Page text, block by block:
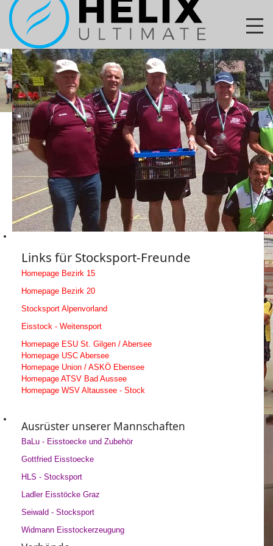
Links für Stocksport-Freunde
Homepage Bezirk 15
Homepage Bezirk 20
Stocksport Alpenvorland
Eisstock - Weitensport
Homepage ESU St. Gilgen / Abersee
Homepage USC Abersee
Homepage Union / ASKÖ Ebensee
Homepage ATSV Bad Aussee
Homepage WSV Altaussee - Stock
Ausrüster unserer Mannschaften
BaLu - Eisstoecke und Zubehör
Gottfried Eisstoecke
HLS - Stocksport
Ladler Eisstöcke Graz
Seiwald - Stocksport
Widmann Eisstockerzeugung